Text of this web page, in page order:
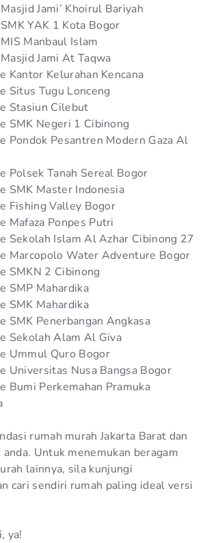
Jami’ Khoirul Bariyah
YAK 1 Kota Bogor
Manbaul Islam
Jami At Taqwa
Kantor Kelurahan Kencana
Situs Tugu Lonceng
Stasiun Cilebut
SMK Negeri 1 Cibinong
Pondok Pesantren Modern Gaza Al
Polsek Tanah Sereal Bogor
SMK Master Indonesia
Fishing Valley Bogor
Mafaza Ponpes Putri
Sekolah Islam Al Azhar Cibinong 27
Marcopolo Water Adventure Bogor
SMKN 2 Cibinong
SMP Mahardika
SMK Mahardika
SMK Penerbangan Angkasa
Sekolah Alam Al Giva
Ummul Quro Bogor
Universitas Nusa Bangsa Bogor
Bumi Perkemahan Pramuka
rumah murah Jakarta Barat dan
Untuk menemukan beragam
lainnya, sila kunjungi
cari sendiri rumah paling ideal versi
ya!